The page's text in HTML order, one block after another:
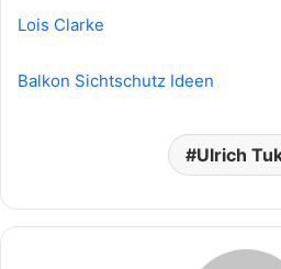
Lois Clarke
Balkon Sichtschutz Ideen
Ulrich